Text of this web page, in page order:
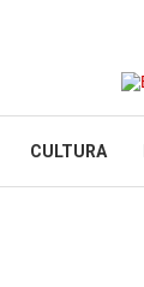
CULTURA